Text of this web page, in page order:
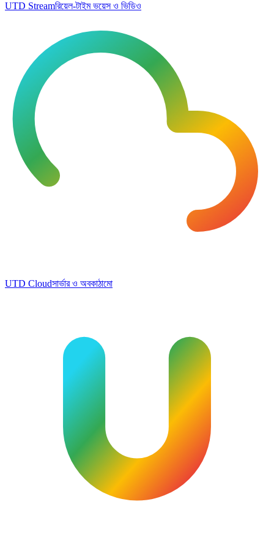
UTD Streamরিয়েল-টাইম ভয়েস ও ভিডিও
UTD Cloudসার্ভার ও অবকাঠামো